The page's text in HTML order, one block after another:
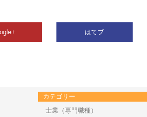
はてブ
カテゴリー
士業（専門職種）